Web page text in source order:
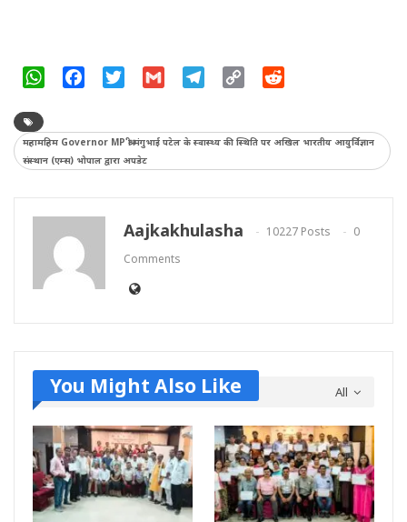
WhatsAppFacebookTwitter Gmail Telegram
Copy
महामहिम Governor MP श्री मंगुभाई पटेल के स्वास्थ्य की स्थिति पर अखिल भारतीय आयुर्विज्ञान
संस्थान (एम्स) भोपाल द्वारा अपडेट
Aajkakhulasha 10227 Posts
0
Comments
All
You Might Also Like